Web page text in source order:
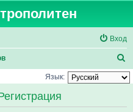
Вход
о
с
Язык: